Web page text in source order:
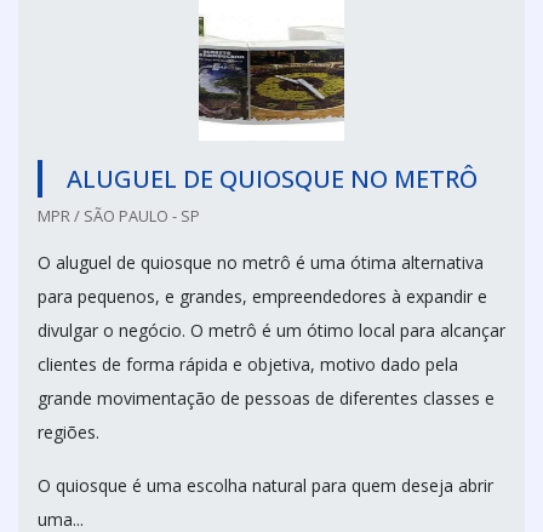
ALUGUEL DE QUIOSQUE NO METRÔ
MPR / SÃO PAULO - SP
O aluguel de quiosque no metrô é uma ótima alternativa
para pequenos, e grandes, empreendedores à expandir e
divulgar o negócio. O metrô é um ótimo local para alcançar
clientes de forma rápida e objetiva, motivo dado pela
grande movimentação de pessoas de diferentes classes e
regiões.
O quiosque é uma escolha natural para quem deseja abrir
uma...